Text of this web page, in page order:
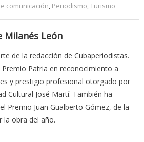
comunicación Periodismo Turismo
Milanés León
de la redacción de Cubaperiodistas.
Premio Patria en reconocimiento a
y prestigio profesional otorgado por
Cultural José Martí. También ha
Premio Juan Gualberto Gómez, de la
la obra del año.